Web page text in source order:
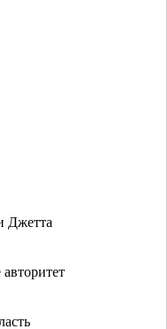
Джетта